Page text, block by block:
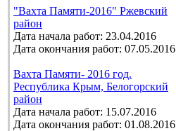
"Вахта Памяти-2016" Ржевский
район
Дата начала работ: 23.04.2016
Дата окончания работ: 07.05.2016
Вахта Памяти- 2016 год.
Республика Крым, Белогорский
район
Дата начала работ: 15.07.2016
Дата окончания работ: 01.08.2016